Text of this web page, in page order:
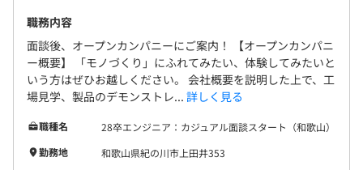
職務内容
面談後、オープンカンパニーにご案内！ 【オープンカンパニ
ー概要】 「モノづくり」にふれてみたい、体験してみたいと
いう方はぜひお越しください。 会社概要を説明した上で、工
場見学、製品のデモンストレ... 詳しく見る
職種名
28卒エンジニア：カジュアル面談スタート（和歌山）
勤務地
和歌山県紀の川市上田井353